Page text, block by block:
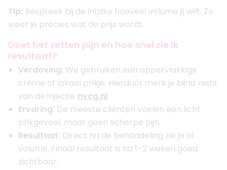
Opgericht in
2023
Aantal behandelaren 5
Meer informatie of maak een afspraak
6. JECT Clinics Rotterdam
4.9 (106reviews)
Opgericht in2020
Aantal behandelaren
Meer informatie of maak een afspraak
7. Van Rosmalen Kliniek Rotterdam
4.8
Tip: Bespreek bij de intake hoeveel volume jij wilt. Zo
weet je precies wat de prijs wordt.
Doet het zetten pijn en hoe snel zie ik
resultaat?
Verdoving: We gebruiken een oppervlakkige
crème of lokaal prikje. Hierdoor merk je bijna niets
van de injectie nvcg.nl.
Ervaring: De meeste cliënten voelen een licht
prikgevoel, maar geen scherpe pijn.
Resultaat: Direct na de behandeling zie je al
volume. Finaal resultaat is na 1–2 weken goed
zichtbaar.